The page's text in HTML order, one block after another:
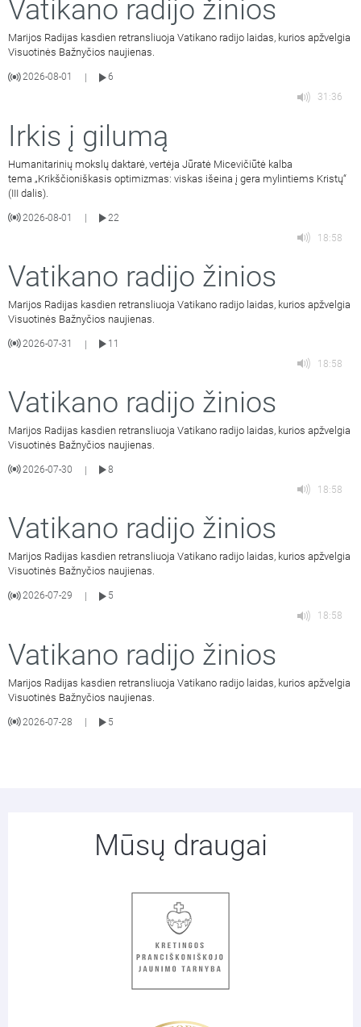
Vatikano radijo žinios
Marijos Radijas kasdien retransliuoja Vatikano radijo laidas, kurios apžvelgia
Visuotinės Bažnyčios naujienas.
2026-08-01
6
31:36
Irkis į gilumą
Humanitarinių mokslų daktarė, vertėja Jūratė Micevičiūtė kalba
tema „Krikščioniškasis optimizmas: viskas išeina į gera mylintiems Kristų“
(III dalis).
2026-08-01
22
18:58
Vatikano radijo žinios
Marijos Radijas kasdien retransliuoja Vatikano radijo laidas, kurios apžvelgia
Visuotinės Bažnyčios naujienas.
2026-07-31 |
11
18:58
Vatikano radijo žinios
Marijos Radijas kasdien retransliuoja Vatikano radijo laidas, kurios apžvelgia
Visuotinės Bažnyčios naujienas.
2026-07-30 |
8
18:58
Vatikano radijo žinios
Marijos Radijas kasdien retransliuoja Vatikano radijo laidas, kurios apžvelgia
Visuotinės Bažnyčios naujienas.
2026-07-29
5
18:58
Vatikano radijo žinios
Marijos Radijas kasdien retransliuoja Vatikano radijo laidas, kurios apžvelgia
Visuotinės Bažnyčios naujienas.
2026-07-28 5
Mūsų draugai